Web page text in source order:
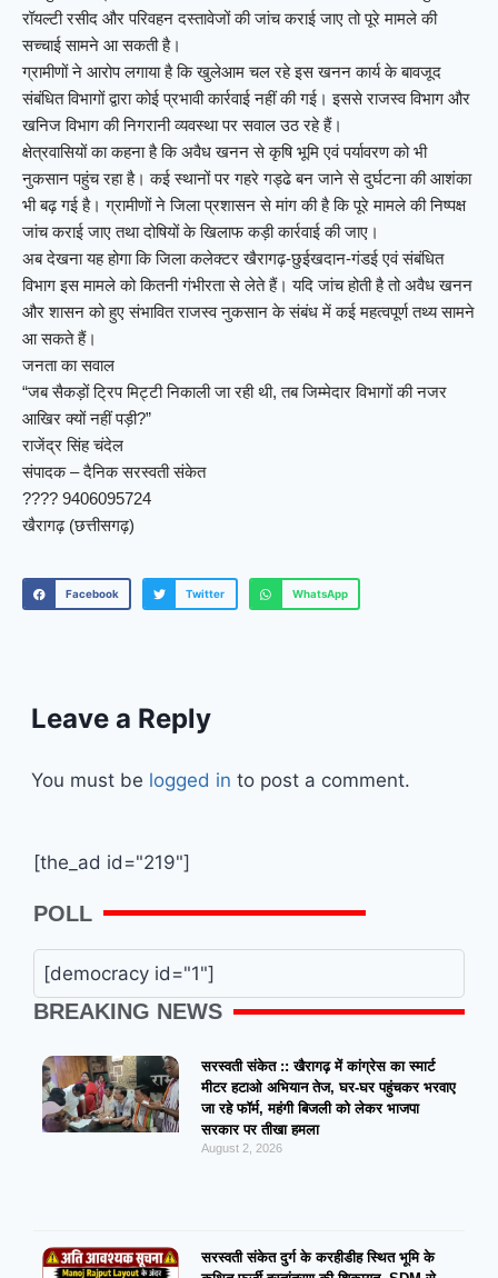
रॉयल्टी रसीद और परिवहन दस्तावेजों की जांच कराई जाए तो पूरे मामले की
सच्चाई सामने आ सकती है।
ग्रामीणों ने आरोप लगाया है कि खुलेआम चल रहे इस खनन कार्य के बावजूद
संबंधित विभागों द्वारा कोई प्रभावी कार्रवाई नहीं की गई। इससे राजस्व विभाग और
खनिज विभाग की निगरानी व्यवस्था पर सवाल उठ रहे हैं।
क्षेत्रवासियों का कहना है कि अवैध खनन से कृषि भूमि एवं पर्यावरण को भी
नुकसान पहुंच रहा है। कई स्थानों पर गहरे गड्ढे बन जाने से दुर्घटना की आशंका
भी बढ़ गई है। ग्रामीणों ने जिला प्रशासन से मांग की है कि पूरे मामले की निष्पक्ष
जांच कराई जाए तथा दोषियों के खिलाफ कड़ी कार्रवाई की जाए।
अब देखना यह होगा कि जिला कलेक्टर खैरागढ़-छुईखदान-गंडई एवं संबंधित
विभाग इस मामले को कितनी गंभीरता से लेते हैं। यदि जांच होती है तो अवैध खनन
और शासन को हुए संभावित राजस्व नुकसान के संबंध में कई महत्वपूर्ण तथ्य सामने
आ सकते हैं।
जनता का सवाल
“जब सैकड़ों ट्रिप मिट्टी निकाली जा रही थी, तब जिम्मेदार विभागों की नजर
आखिर क्यों नहीं पड़ी?”
राजेंद्र सिंह चंदेल
संपादक – दैनिक सरस्वती संकेत
???? 9406095724
खैरागढ़ (छत्तीसगढ़)
Facebook Twitter WhatsApp
Leave a Reply
You must be logged in to post a comment.
[the_ad id="219"]
POLL
[democracy id="1"]
BREAKING NEWS
सरस्वती संकेत :: खैरागढ़ में कांग्रेस का स्मार्ट
मीटर हटाओ अभियान तेज, घर-घर पहुंचकर भरवाए
जा रहे फॉर्म, महंगी बिजली को लेकर भाजपा
सरकार पर तीखा हमला
August 2, 2026
सरस्वती संकेत दुर्ग के करहीडीह स्थित भूमि के